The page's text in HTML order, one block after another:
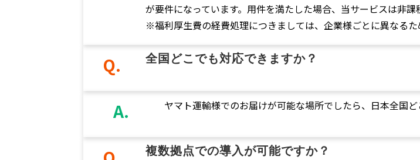
が要件になっています。用件を満たした場合、当サービスは非課
※福利厚生費の経費処理につきましては、企業様ごとに異なる
Q. 全国どこでも対応できますか？
A. ヤマト運輸様でのお届けが可能な場所でしたら、日本全国ど
複数拠点での導入が可能ですか？